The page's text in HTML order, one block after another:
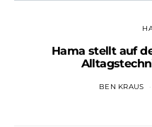
Hama stellt auf
BEN KRAUS